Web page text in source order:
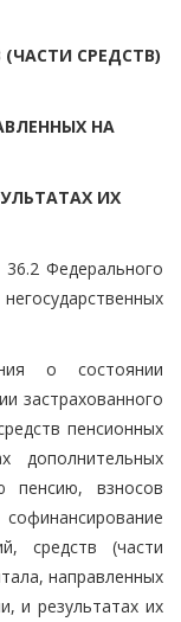
СРЕДСТВ)
НА
ИХ
Федерального
о состоянии
застрахованного
пенсионных
пенсию, взносов
средств (части
направленных
и результатах их